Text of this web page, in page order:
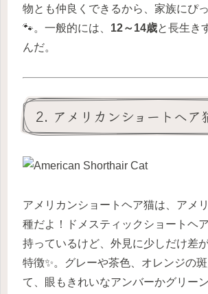
物とも仲良くできるから、家族にぴ
🐾。一般的には、 12～14歳と長生き
んだ。
2. アメリカンショートヘア
アメリカンショートヘア猫は、アメ
種だよ！ドメスティックショートヘ
持っているけど、外見に少しだけ差
特徴✨。グレーや茶色、オレンジの
て、眼もきれいなアンバーかグリー